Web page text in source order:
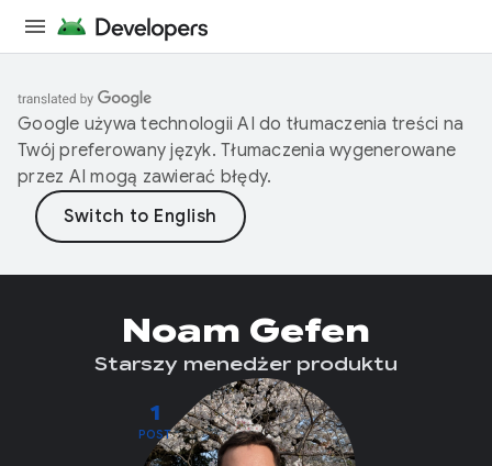
Google używa technologii AI do tłumaczenia treści na
Twój preferowany język. Tłumaczenia wygenerowane
przez AI mogą zawierać błędy.
1
POST
Noam Gefen
Starszy menedżer produktu